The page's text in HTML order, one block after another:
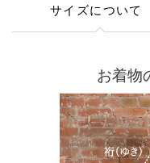
サイズについて
お着物